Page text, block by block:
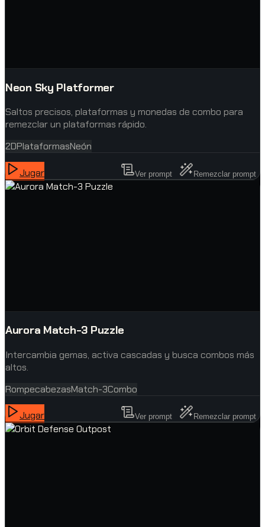
Neon Sky Platformer
Saltos precisos, plataformas y monedas de combo para
remezclar un plataformas rápido.
2DPlataformasNeón
Jugar Ver prompt Remezclar prompt
Aurora Match-3 Puzzle
Intercambia gemas, activa cascadas y busca combos más
altos.
RompecabezasMatch-3Combo
Jugar Ver prompt Remezclar prompt